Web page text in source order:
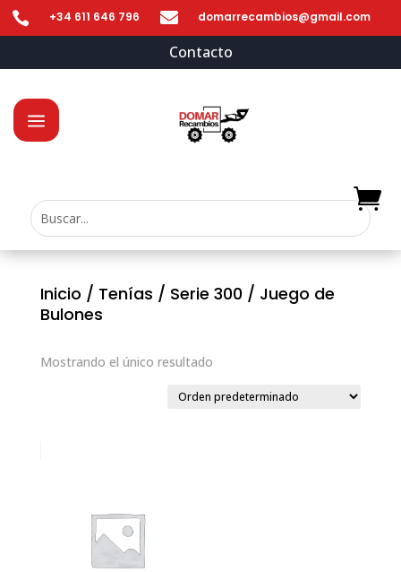
 +34 611 646 796  domarrecambios@gmail.com
Contacto
Inicio / Tenías / Serie 300 / Juego de
Bulones
Mostrando el único resultado